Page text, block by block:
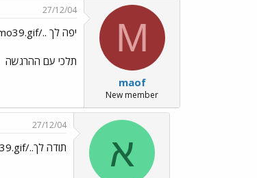
M
maof
New member
27/12/04
יפה לך ../images/Emo39.gif
תלכי עם ההרגשה
א
27/12/04
תודה לך../images/Emo39.gif../images/Emo39.gif